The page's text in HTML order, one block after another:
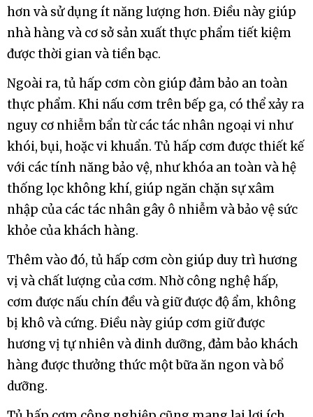
hơn và sử dụng ít năng lượng hơn. Điều này giúp
nhà hàng và cơ sở sản xuất thực phẩm tiết kiệm
được thời gian và tiền bạc.
Ngoài ra, tủ hấp cơm còn giúp đảm bảo an toàn
thực phẩm. Khi nấu cơm trên bếp ga, có thể xảy ra
nguy cơ nhiễm bẩn từ các tác nhân ngoại vi như
khói, bụi, hoặc vi khuẩn. Tủ hấp cơm được thiết kế
với các tính năng bảo vệ, như khóa an toàn và hệ
thống lọc không khí, giúp ngăn chặn sự xâm
nhập của các tác nhân gây ô nhiễm và bảo vệ sức
khỏe của khách hàng.
Thêm vào đó, tủ hấp cơm còn giúp duy trì hương
vị và chất lượng của cơm. Nhờ công nghệ hấp,
cơm được nấu chín đều và giữ được độ ẩm, không
bị khô và cứng. Điều này giúp cơm giữ được
hương vị tự nhiên và dinh dưỡng, đảm bảo khách
hàng được thưởng thức một bữa ăn ngon và bổ
dưỡng.